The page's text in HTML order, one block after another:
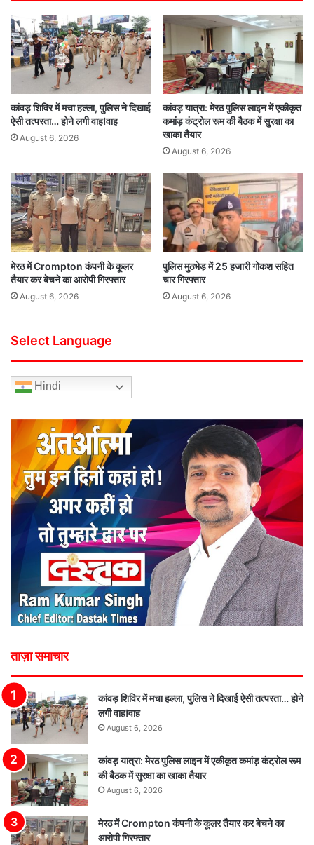
कांवड़ शिविर में मचा हल्ला, पुलिस ने दिखाई
ऐसी तत्परता… होने लगी वाह!वाह
August 6, 2026
कांवड़ यात्रा: मेरठ पुलिस लाइन में एकीकृत
कमांड़ कंट्रोल रूम की बैठक में सुरक्षा का
खाका तैयार
August 6, 2026
मेरठ में Crompton कंपनी के कूलर
तैयार कर बेचने का आरोपी गिरफ्तार
August 6, 2026
पुलिस मुठभेड़ में 25 हजारी गोकश सहित
चार गिरफ्तार
August 6, 2026
Select Language
Hindi
ताज़ा समाचार
कांवड़ शिविर में मचा हल्ला, पुलिस ने दिखाई ऐसी तत्परता… होने
लगी वाह!वाह
August 6, 2026
कांवड़ यात्रा: मेरठ पुलिस लाइन में एकीकृत कमांड़ कंट्रोल रूम
की बैठक में सुरक्षा का खाका तैयार
August 6, 2026
मेरठ में Crompton कंपनी के कूलर तैयार कर बेचने का
आरोपी गिरफ्तार